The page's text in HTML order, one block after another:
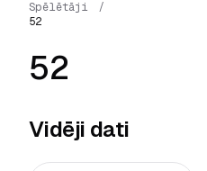
Spēlētāji
/
52
52
Vidēji dati